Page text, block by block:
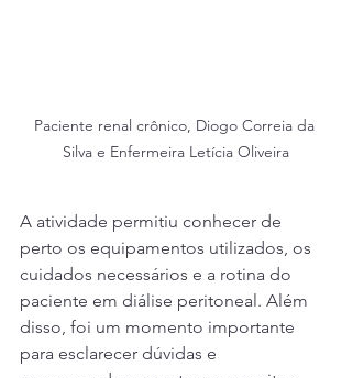
Paciente renal crônico, Diogo Correia da
Silva e Enfermeira Letícia Oliveira
A atividade permitiu conhecer de
perto os equipamentos utilizados, os
cuidados necessários e a rotina do
paciente em diálise peritoneal. Além
disso, foi um momento importante
para esclarecer dúvidas e